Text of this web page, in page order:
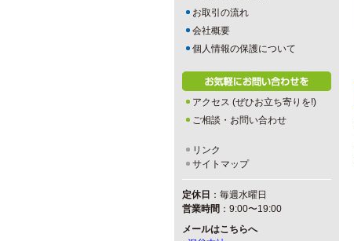
お取引の流れ
会社概要
個人情報の保護について
アクセス (ぜひお立ち寄りを!)
ご相談・お問い合わせ
リンク
サイトマップ
定休日 ：毎週水曜日
営業時間 ：9:00〜19:00
メールはこちらへ